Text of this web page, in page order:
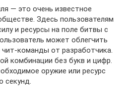
— это очень известное
Здесь пользователям
и ресурсы на поле битвы с
может облегчить
чит-команды от разработчика.
комбинации без букв и цифр.
оружие или ресурс
секунд.